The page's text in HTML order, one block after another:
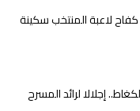
لاعبة المنتخب سكينة
إجلالا لرائد المسرح